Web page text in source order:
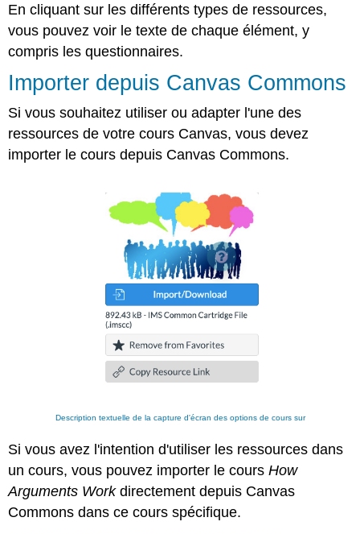
En cliquant sur les différents types de ressources,
vous pouvez voir le texte de chaque élément, y
compris les questionnaires.
Importer depuis Canvas Commons
Si vous souhaitez utiliser ou adapter l'une des
ressources de votre cours Canvas, vous devez
importer le cours depuis Canvas Commons.
Description textuelle de la capture d'écran des options de cours sur
Si vous avez l'intention d'utiliser les ressources dans
un cours, vous pouvez importer le coursHow
Arguments Workdirectement depuis Canvas
Commons dans ce cours spécifique.